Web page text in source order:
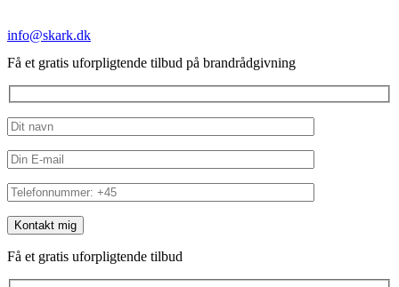
info@skark.dk
Få et gratis uforpligtende tilbud på brandrådgivning
Få et gratis uforpligtende tilbud